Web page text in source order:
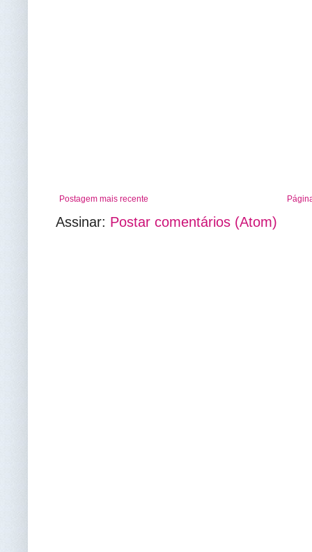
Postagem mais recente
Assinar: Postar comentários (Atom)